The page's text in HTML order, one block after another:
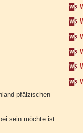
pfälzischen
sein möchte ist